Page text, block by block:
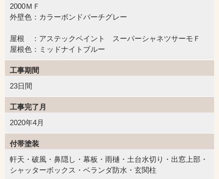
2000ＭＦ
外壁色：カラーボンドバーチグレー
屋根 ：アステックペイント スーパーシャネツサーモＦ
屋根色：ミッドナイトブルー
工事期間
23日間
工事完了月
2020年4月
付帯塗装
軒天・破風・鼻隠し・幕板・雨樋・土台水切り・出窓上部・
シャッターボックス・ベランダ防水・玄関柱